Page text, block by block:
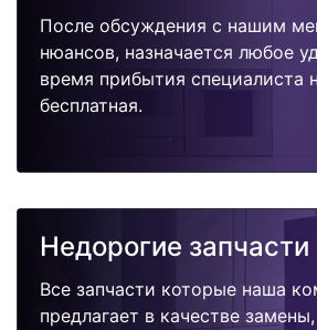
После обсуждения с нашим
нюансов, назначается любое
время прибытия специалиста
бесплатная.
Недорогие запчасти
Все запчасти которые наша
предлагает в качестве